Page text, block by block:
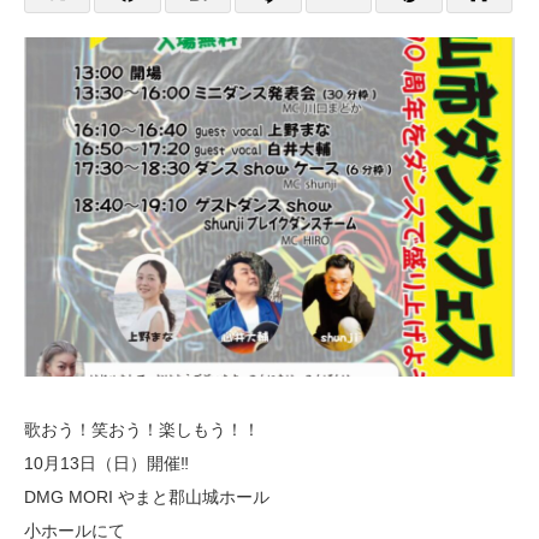
歌おう！笑おう！楽しもう！！
10月13日（日）開催‼️
DMG MORI やまと郡山城ホール
小ホールにて